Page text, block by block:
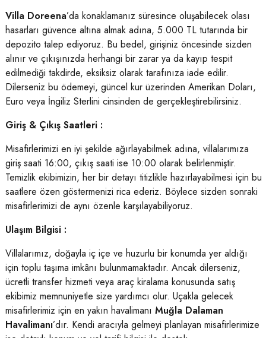
Villa Doreena’da konaklamanız süresince oluşabilecek olası
hasarları güvence altına almak adına, 5.000 TL tutarında bir
depozito talep ediyoruz. Bu bedel, girişiniz öncesinde sizden
alınır ve çıkışınızda herhangi bir zarar ya da kayıp tespit
edilmediği takdirde, eksiksiz olarak tarafınıza iade edilir.
Dilerseniz bu ödemeyi, güncel kur üzerinden Amerikan Doları,
Euro veya İngiliz Sterlini cinsinden de gerçekleştirebilirsiniz.
Giriş & Çıkış Saatleri :
Misafirlerimizi en iyi şekilde ağırlayabilmek adına, villalarımıza
giriş saati 16:00, çıkış saati ise 10:00 olarak belirlenmiştir.
Temizlik ekibimizin, her bir detayı titizlikle hazırlayabilmesi için bu
saatlere özen göstermenizi rica ederiz. Böylece sizden sonraki
misafirlerimizi de aynı özenle karşılayabiliyoruz.
Ulaşım Bilgisi :
Villalarımız, doğayla iç içe ve huzurlu bir konumda yer aldığı
için toplu taşıma imkânı bulunmamaktadır. Ancak dilerseniz,
ücretli transfer hizmeti veya araç kiralama konusunda satış
ekibimiz memnuniyetle size yardımcı olur. Uçakla gelecek
misafirlerimiz için en yakın havalimanı Muğla Dalaman
Havalimanı’dır. Kendi aracıyla gelmeyi planlayan misafirlerimize